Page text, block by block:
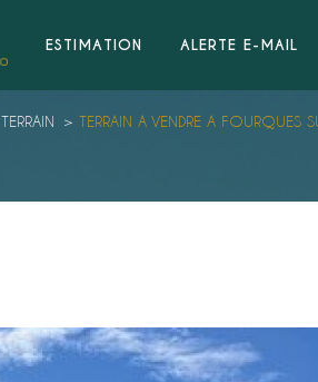
ESTIMATION ALERTE E-MAIL
TERRAIN TERRAIN A VENDRE A FOURQUES